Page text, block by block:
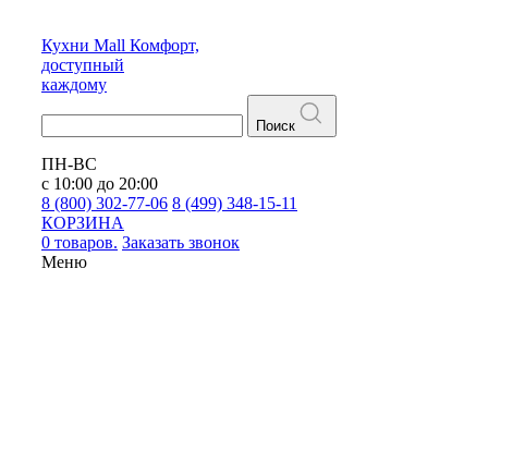
Кухни Mall Комфорт,
доступный
каждому
Поиск
ПН-ВС
с 10:00 до 20:00
8 (800) 302-77-06 8 (499) 348-15-11
КОРЗИНА
0 товаров. Заказать звонок
Меню